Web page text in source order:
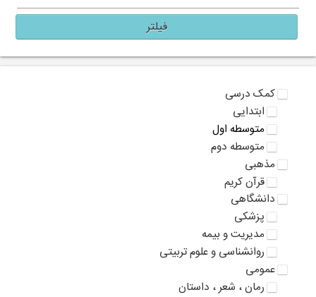
فیلتر
کمک درسی
ابتدایی
متوسطه اول
متوسطه دوم
مذهبی
قرآن کریم
دانشگاهی
پزشکی
مدیریت و بیمه
روانشناسی و علوم تربیتی
عمومی
رمان ، شعر ، داستان